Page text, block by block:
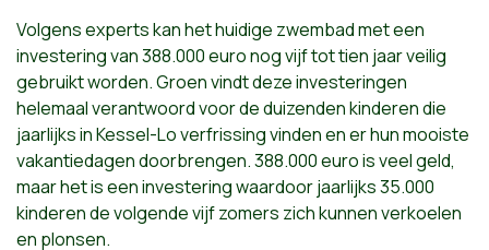
Volgens experts kan het huidige zwembad met een
investering van 388.000 euro nog vijf tot tien jaar veilig
gebruikt worden. Groen vindt deze investeringen
helemaal verantwoord voor de duizenden kinderen die
jaarlijks in Kessel-Lo verfrissing vinden en er hun mooiste
vakantiedagen doorbrengen. 388.000 euro is veel geld,
maar het is een investering waardoor jaarlijks 35.000
kinderen de volgende vijf zomers zich kunnen verkoelen
en plonsen.